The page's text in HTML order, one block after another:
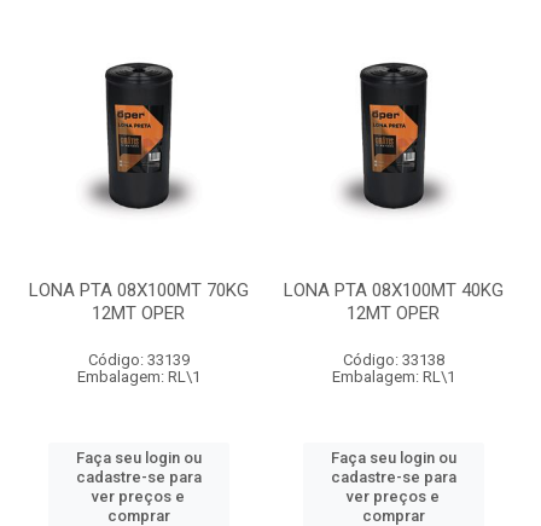
LONA PTA 08X100MT 70KG
12MT OPER
Código: 33139
Embalagem: RL\1
Faça seu login ou
cadastre-se para
ver preços e
comprar
LONA PTA 08X100MT 40KG
12MT OPER
Código: 33138
Embalagem: RL\1
Faça seu login ou
cadastre-se para
ver preços e
comprar